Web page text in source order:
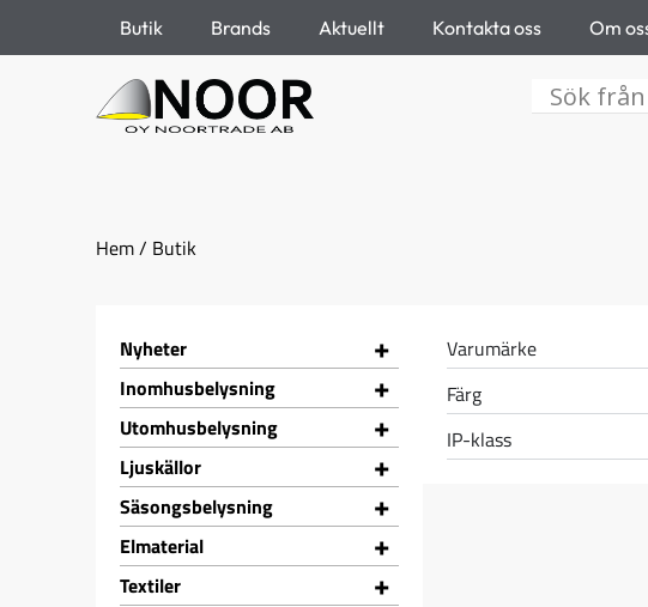
Butik Brands Aktuellt Kontakta oss Om
Hem/ Butik
+
Nyheter
+
Inomhusbelysning
+
Utomhusbelysning
+
Ljuskällor
+
Säsongsbelysning
+
Elmaterial
+
Textiler
Varumärke
Färg
IP-klass